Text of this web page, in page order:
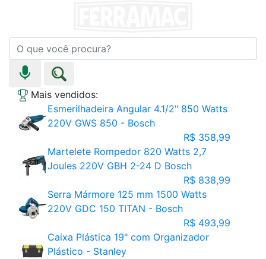
Mais vendidos:
Esmerilhadeira Angular 4.1/2" 850 Watts
220V GWS 850 - Bosch
R$ 358,99
Martelete Rompedor 820 Watts 2,7
Joules 220V GBH 2-24 D Bosch
R$ 838,99
Serra Mármore 125 mm 1500 Watts
220V GDC 150 TITAN - Bosch
R$ 493,99
Caixa Plástica 19" com Organizador
Plástico - Stanley